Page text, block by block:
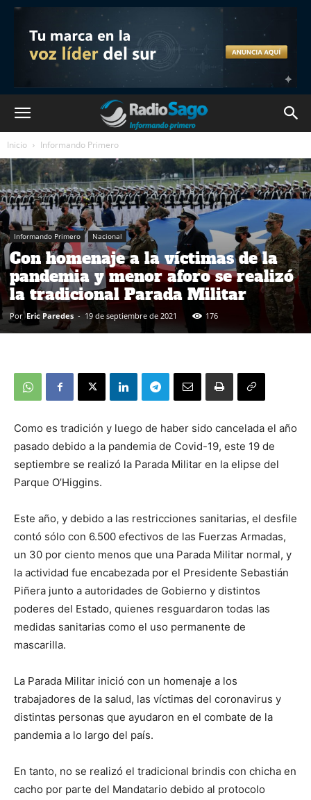
Inicio Informando Primero
Informando Primero Nacional
Con homenaje a la víctimas de la
pandemia y menor aforo se realizó
la tradicional Parada Militar
Por Eric Paredes - 19 de septiembre de 2021 176
Como es tradición y luego de haber sido cancelada el año
pasado debido a la pandemia de Covid-19, este 19 de
septiembre se realizó la Parada Militar en la elipse del
Parque O’Higgins.
Este año, y debido a las restricciones sanitarias, el desfile
contó sólo con 6.500 efectivos de las Fuerzas Armadas,
un 30 por ciento menos que una Parada Militar normal, y
la actividad fue encabezada por el Presidente Sebastián
Piñera junto a autoridades de Gobierno y distintos
poderes del Estado, quienes resguardaron todas las
medidas sanitarias como el uso permanente de
mascarilla.
La Parada Militar inició con un homenaje a los
trabajadores de la salud, las víctimas del coronavirus y
distintas personas que ayudaron en el combate de la
pandemia a lo largo del país.
En tanto, no se realizó el tradicional brindis con chicha en
cacho por parte del Mandatario debido al protocolo